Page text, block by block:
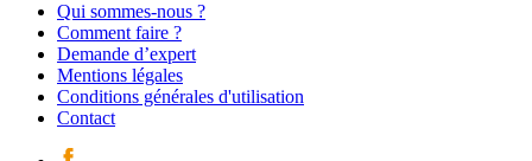
Qui sommes-nous ?
Comment faire ?
Demande d’expert
Mentions légales
Conditions générales d'utilisation
Contact